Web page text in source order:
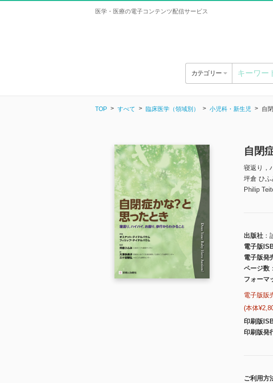
医学・医療の電子コンテンツ配信サービス
カテゴリー
TOP すべて 臨床医学（領域別） 小児科・新生児 自
自閉
寝返り，
坪倉 ひふ
Philip
出版社
電子版
電子版発
ページ数
フォーマ
電子版販
(本体
印刷版
印刷版発
ご利用方